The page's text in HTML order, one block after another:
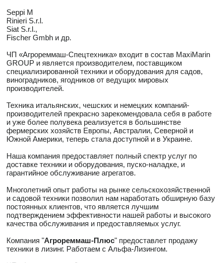
Seppi M
Rinieri S.r.l.
Siat S.r.l.,
Fischer Gmbh и др.
ЧП «Агрореммаш-Спецтехника» входит в состав MaxiMarin
GROUP и является производителем, поставщиком
специализированной техники и оборудования для садов,
виноградников, ягодников от ведущих мировых
производителей.
Техника итальянских, чешских и немецких компаний-
производителей прекрасно зарекомендовала себя в работе
и уже более полувека реализуется в большинстве
фермерских хозяйств Европы, Австралии, Северной и
Южной Америки, теперь стала доступной и в Украине.
Наша компания предоставляет полный спектр услуг по
доставке техники и оборудования, пуско-наладке, и
гарантийное обслуживание агрегатов.
Многолетний опыт работы на рынке сельскохозяйственной
и садовой техники позволил нам наработать обширную базу
постоянных клиентов, что является лучшим
подтверждением эффективности нашей работы и высокого
качества обслуживания и предоставляемых услуг.
Компания "Агрореммаш-Плюс" предоставлет продажу
техники в лизинг. Работаем с Альфа-Лизингом.